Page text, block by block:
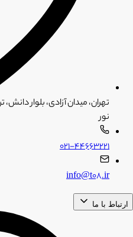
نور
۰۲۱-۴۴۶۶۳۲۲۱
info@t08.ir
ارتباط با ما